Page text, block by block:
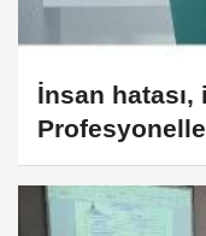
İnsan
güvenlik